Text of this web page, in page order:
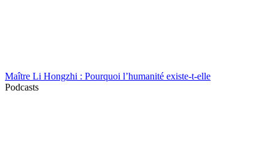
Maître Li Hongzhi : Pourquoi l’humanité existe-t-elle
Podcasts